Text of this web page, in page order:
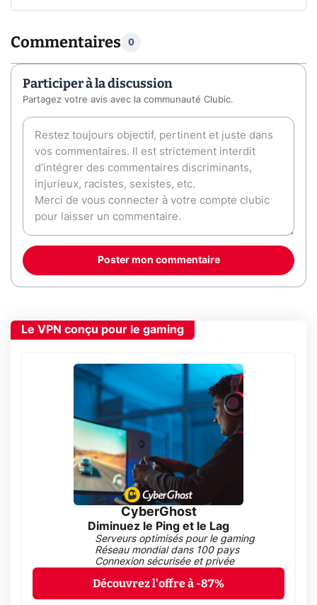
Commentaires 0
Participer à la discussion
Partagez votre avis avec la communauté Clubic.
Poster mon commentaire
Le VPN conçu pour le gaming
CyberGhost
Diminuez le Ping et le Lag
Serveurs optimisés pour le gaming
Réseau mondial dans 100 pays
Connexion sécurisée et privée
Découvrez l'offre à -87%